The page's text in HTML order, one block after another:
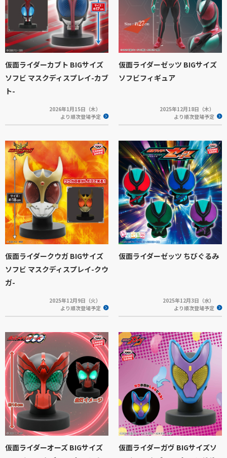
仮面ライダーカブト BIGサイズ
ソフビ マスクディスプレイ-カブ
ト-
2026年1月15日（木）
より順次登場予定
仮面ライダーゼッツ BIGサイズ
ソフビフィギュア
2025年12月18日（木）
より順次登場予定
仮面ライダークウガ BIGサイズ
ソフビ マスクディスプレイ-クウ
ガ-
2025年12月9日（火）
より順次登場予定
仮面ライダーゼッツ ちびぐるみ
2025年12月3日（水）
より順次登場予定
仮面ライダーオーズ BIGサイズ
仮面ライダーガヴ BIGサイズソ